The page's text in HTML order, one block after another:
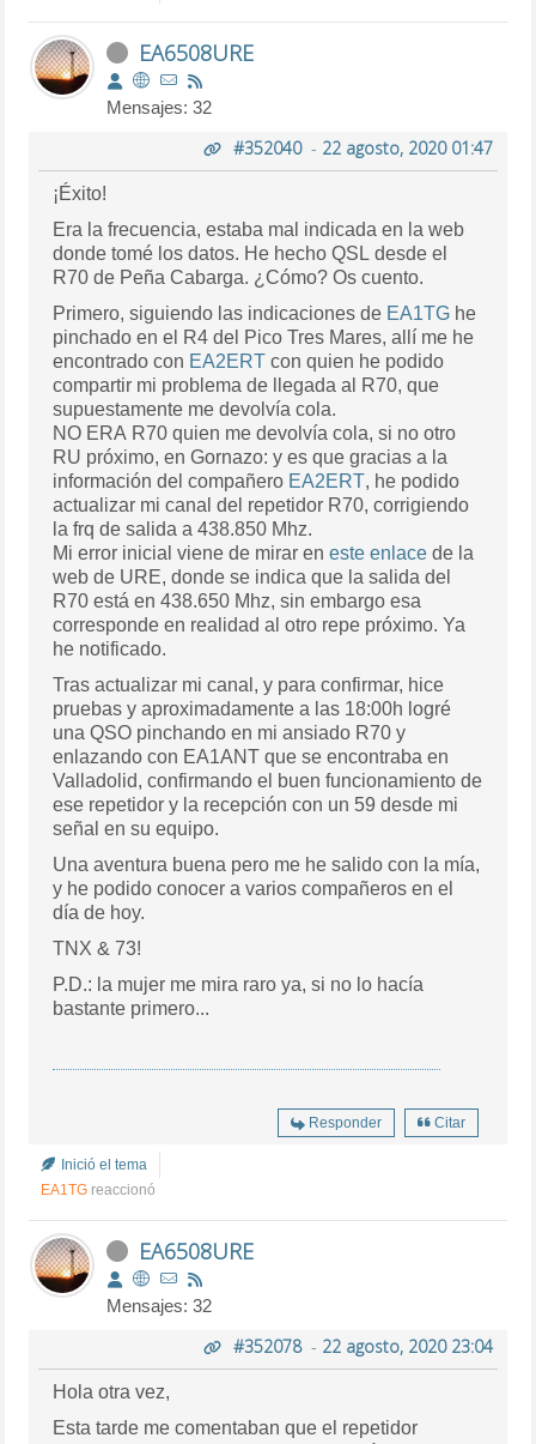
EA6508URE
Mensajes: 32
#352040- 22 agosto, 2020 01:47
¡Éxito!
Era la frecuencia, estaba mal indicada en la web
donde tomé los datos. He hecho QSL desde el
R70 de Peña Cabarga. ¿Cómo? Os cuento.
Primero, siguiendo las indicaciones de EA1TG he
pinchado en el R4 del Pico Tres Mares, allí me he
encontrado con EA2ERT con quien he podido
compartir mi problema de llegada al R70, que
supuestamente me devolvía cola.
NO ERA R70 quien me devolvía cola, si no otro
RU próximo, en Gornazo: y es que gracias a la
información del compañero EA2ERT, he podido
actualizar mi canal del repetidor R70, corrigiendo
la frq de salida a 438.850 Mhz.
Mi error inicial viene de mirar eneste enlace de la
web de URE, donde se indica que la salida del
R70 está en 438.650 Mhz, sin embargo esa
corresponde en realidad al otro repe próximo. Ya
he notificado.
Tras actualizar mi canal, y para confirmar, hice
pruebas y aproximadamente a las 18:00h logré
una QSO pinchando en mi ansiado R70 y
enlazando con EA1ANT que se encontraba en
Valladolid, confirmando el buen funcionamiento de
ese repetidor y la recepción con un 59 desde mi
señal en su equipo.
Una aventura buena pero me he salido con la mía,
y he podido conocer a varios compañeros en el
día de hoy.
TNX & 73!
P.D.: la mujer me mira raro ya, si no lo hacía
bastante primero...
Responder Citar
Inició el tema
EA1TG reaccionó
EA6508URE
Mensajes: 32
#352078- 22 agosto, 2020 23:04
Hola otra vez,
Esta tarde me comentaban que el repetidor